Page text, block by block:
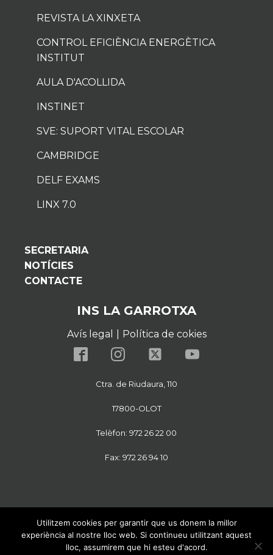
REVISTA LA XINXETA
CONTROL EFICIÈNCIA ENERGÈTICA
INSTITUT
AULA D'ACOLLIDA
INSTINET
SVE: SUPORT VITAL ESCOLAR
CAMBRIDGE
DELF EXAMS
LINX 7.0
SECRETARIA
NOTÍCIES
CONTACTE
INS LA GARROTXA
Avís legal Política de cokies
Ctra. de Riudaura, 110
17800-OLOT
Telèfon: 972 26 22 00
Fax: 972 26 94 10
Utilitzem cookies per garantir que us donem la millor
experiència al nostre lloc web. Si continueu utilitzant aquest
lloc, assumirem que hi esteu d'acord.